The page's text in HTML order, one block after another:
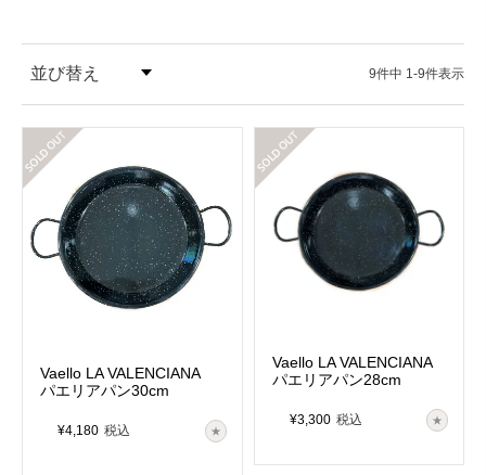
並び替え
価格が高い順
9件中 1-9件表示
Vaello LA VALENCIANA
パエリアパン30cm
¥4,180 税込
在庫切れ
Vaello LA VALENCIANA
パエリアパン28cm
¥3,300 税込
在庫切れ